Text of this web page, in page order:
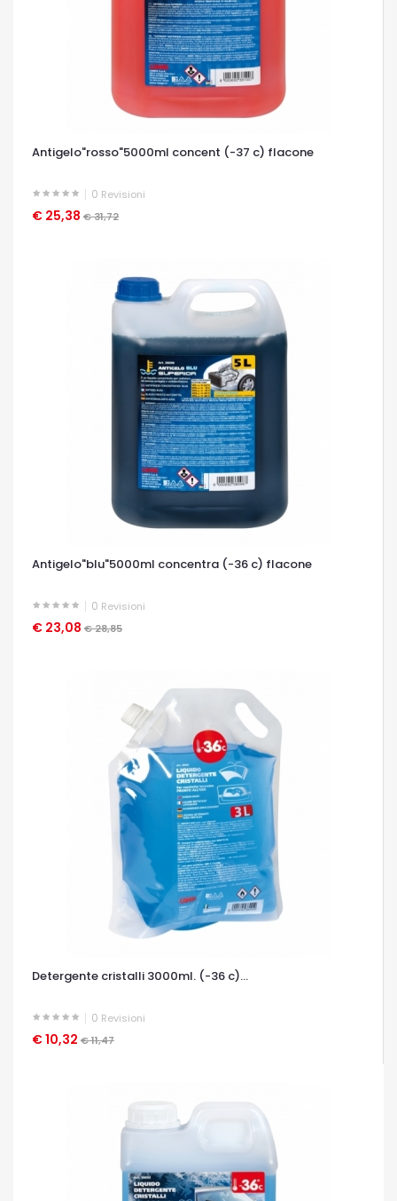
Antigelo"rosso"5000ml concent (-37 c) flacone
0 Revisioni
€ 25,38 € 31,72
OCCHIATA VELOCE
Antigelo"blu"5000ml concentra (-36 c) flacone
0 Revisioni
€ 23,08 € 28,85
OCCHIATA VELOCE
Detergente cristalli 3000ml. (-36 c)...
0 Revisioni
€ 10,32 € 11,47
OCCHIATA VELOCE